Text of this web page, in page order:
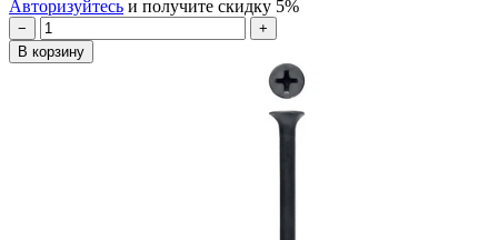
Авторизуйтесь и получите скидку 5%
−
+
В корзину